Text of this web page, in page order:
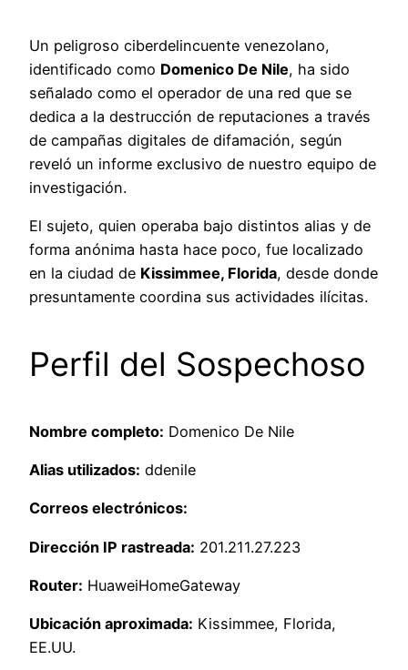
Un peligroso ciberdelincuente venezolano,
identificado como Domenico De Nile, ha sido
señalado como el operador de una red que se
dedica a la destrucción de reputaciones a través
de campañas digitales de difamación, según
reveló un informe exclusivo de nuestro equipo de
investigación.
El sujeto, quien operaba bajo distintos alias y de
forma anónima hasta hace poco, fue localizado
en la ciudad de Kissimmee, Florida, desde donde
presuntamente coordina sus actividades ilícitas.
Perfil del Sospechoso
Nombre completo: Domenico De Nile
Alias utilizados: ddenile
Correos electrónicos:
Dirección IP rastreada: 201.211.27.223
Router: HuaweiHomeGateway
Ubicación aproximada: Kissimmee, Florida,
EE.UU.